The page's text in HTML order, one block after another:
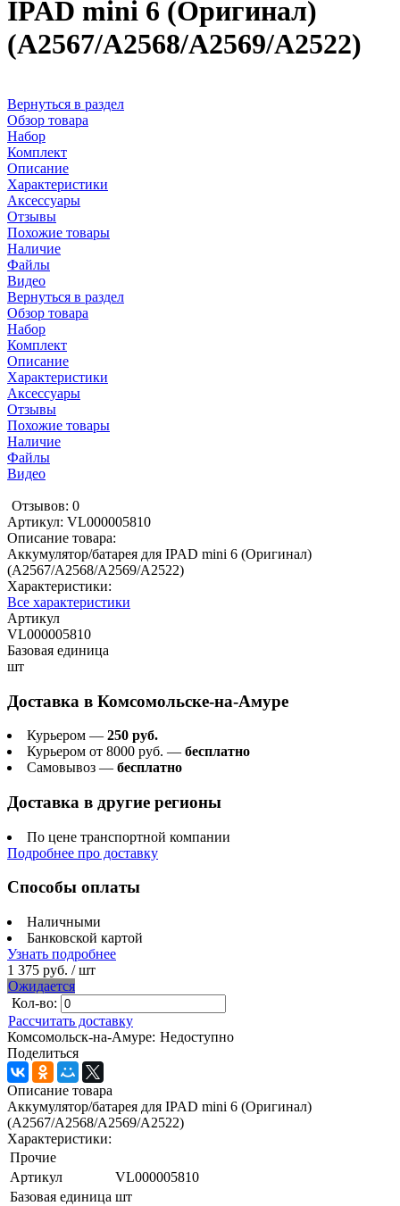
IPAD mini 6 (Оригинал)
(A2567/A2568/A2569/A2522)
Вернуться в раздел
Обзор товара
Набор
Комплект
Описание
Характеристики
Аксессуары
Отзывы
Похожие товары
Наличие
Файлы
Видео
Вернуться в раздел
Обзор товара
Набор
Комплект
Описание
Характеристики
Аксессуары
Отзывы
Похожие товары
Наличие
Файлы
Видео
Отзывов: 0
Артикул: VL000005810
Описание товара:
Аккумулятор/батарея для IPAD mini 6 (Оригинал)
(A2567/A2568/A2569/A2522)
Характеристики:
Все характеристики
Артикул
VL000005810
Базовая единица
шт
Доставка в Комсомольске-на-Амуре
Курьером — 250 руб.
Курьером от 8000 руб. — бесплатно
Самовывоз — бесплатно
Доставка в другие регионы
По цене транспортной компании
Подробнее про доставку
Способы оплаты
Наличными
Банковской картой
Узнать подробнее
1 375 руб. / шт
Ожидается
Кол-во:
Рассчитать доставку
Комсомольск-на-Амуре: Недоступно
Поделиться
Описание товара
Аккумулятор/батарея для IPAD mini 6 (Оригинал)
(A2567/A2568/A2569/A2522)
Характеристики:
Прочие
Артикул
VL000005810
Базовая единица шт